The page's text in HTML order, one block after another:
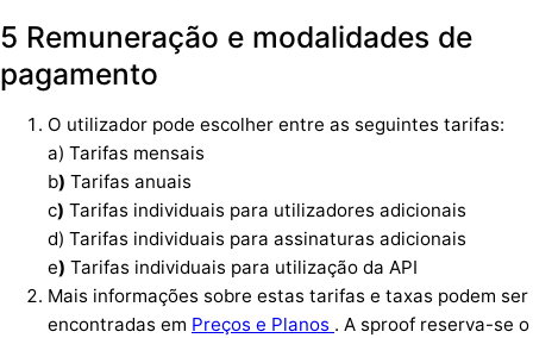
5 Remuneração e modalidades de
pagamento
O utilizador pode escolher entre as seguintes tarifas:
a) Tarifas mensais
b) Tarifas anuais
c) Tarifas individuais para utilizadores adicionais
d) Tarifas individuais para assinaturas adicionais
e) Tarifas individuais para utilização da API
Mais informações sobre estas tarifas e taxas podem ser
encontradas em Preços e Planos . A sproof reserva-se o